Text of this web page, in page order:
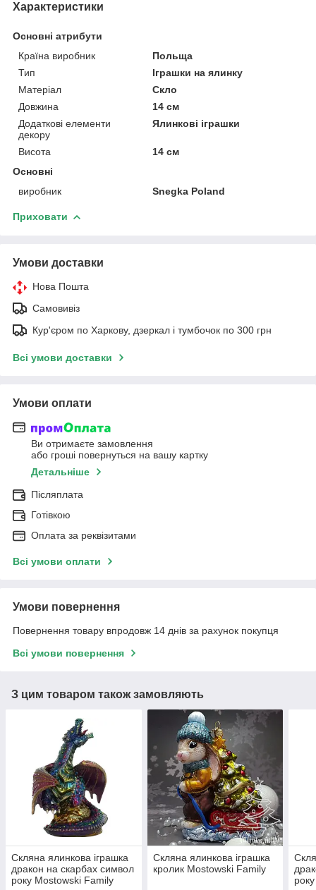
Характеристики
Основні атрибути
Країна виробник
Польща
Тип
Іграшки на ялинку
Матеріал
Скло
Довжина
14 см
Додаткові елементи
декору
Ялинкові іграшки
Висота
14 см
Основні
виробник
Snegka Poland
Приховати
Умови доставки
Нова Пошта
Самовивіз
Кур'єром по Харкову, дзеркал і тумбочок по 300 грн
Всі умови доставки
Умови оплати
Ви отримаєте замовлення
або гроші повернуться на вашу картку
Детальніше
Післяплата
Готівкою
Оплата за реквізитами
Всі умови оплати
Умови повернення
Повернення товару впродовж 14 днів за рахунок покупця
Всі умови повернення
З цим товаром також замовляють
Скляна ялинкова іграшка
дракон на скарбах символ
року Mostowski Family
Скляна ялинкова іграшка
кролик Mostowski Family